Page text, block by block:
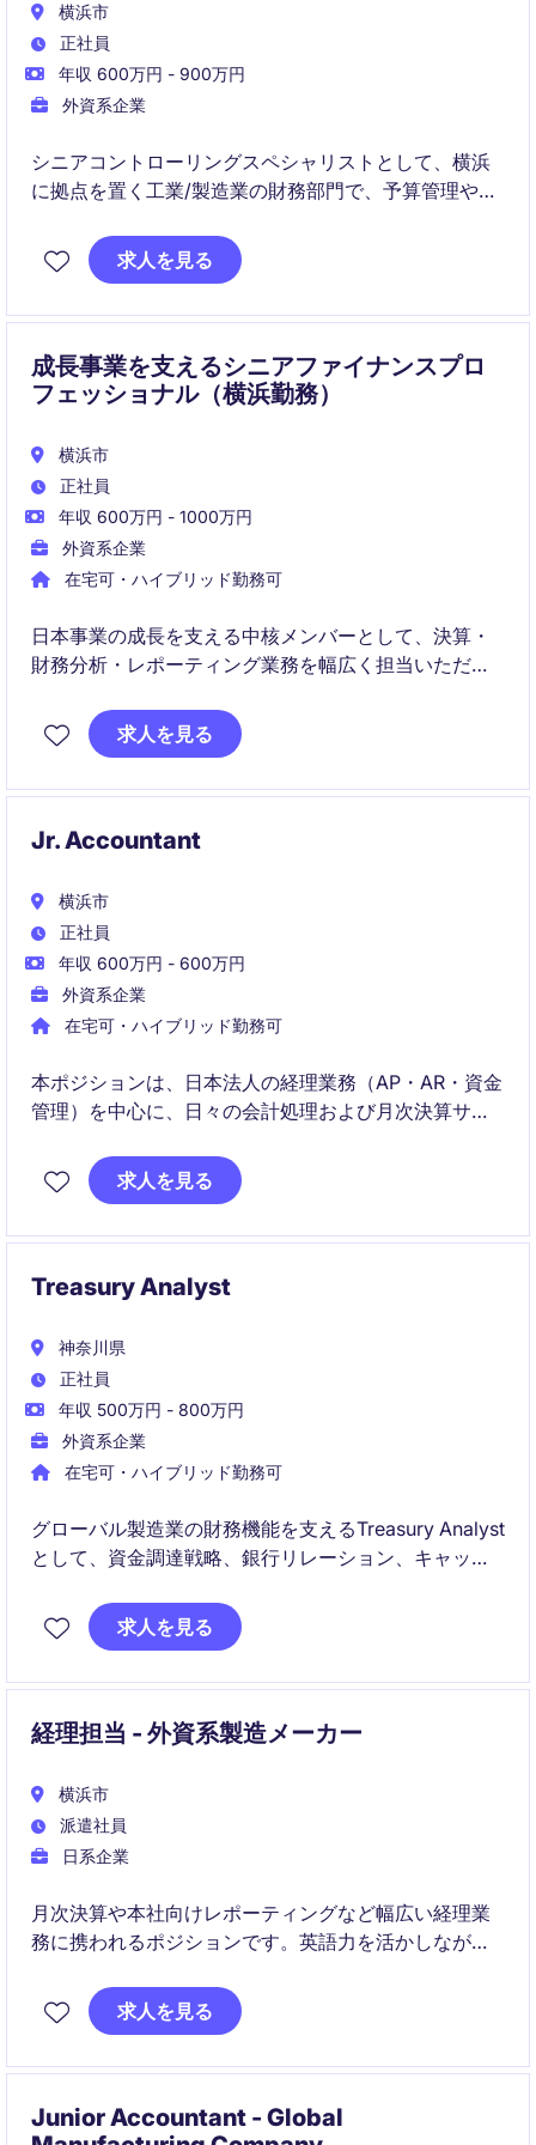
横浜市
正社員
年収 600万円 - 900万円
外資系企業
シニアコントローリングスペシャリストとして、横浜
に拠点を置く工業/製造業の財務部門で、予算管理や財
通じて、組織の財務目標達成を支援する重要な役割を
担います。
求人を見る
成長事業を支えるシニアファイナンスプロ
フェッショナル（横浜勤務）
横浜市
正社員
年収 600万円 - 1000万円
外資系企業
在宅可・ハイブリッド勤務可
日本事業の成長を支える中核メンバーとして、決算・
財務分析・レポーティング業務を幅広く担当いただき
との連携やFP&A領域にも携わることができるポジショ
ンです。
求人を見る
Jr. Accountant
横浜市
正社員
年収 600万円 - 600万円
外資系企業
在宅可・ハイブリッド勤務可
本ポジションは、日本法人の経理業務（AP・AR・資金
管理）を中心に、日々の会計処理および月次決算サポ
ら、SAP導入プロジェクトにも関与できる成長機会の
ある役割です。
求人を見る
Treasury Analyst
神奈川県
正社員
年収 500万円 - 800万円
外資系企業
在宅可・ハイブリッド勤務可
グローバル製造業の財務機能を支えるTreasury Analyst
として、資金調達戦略、銀行リレーション、キャッシ
係者と連携しながら、事業成長を支える重要な財務プ
ロジェクトに携わることができるポジションです。
求人を見る
経理担当 - 外資系製造メーカー
横浜市
派遣社員
日系企業
月次決算や本社向けレポーティングなど幅広い経理業
務に携われるポジションです。英語力を活かしなが
ャリアアップを目指せます。
求人を見る
Junior Accountant - Global